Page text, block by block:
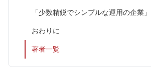
「少数精鋭でシンプルな運用の企業
おわりに
著者一覧